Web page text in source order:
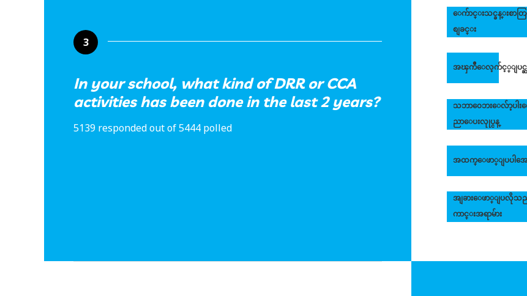
3
In your school, what kind of DRR or CCA
activities has been done in the last 2 years?
5139 responded out of 5444 polled
ေက်ာင္းသင္ခန္းစာတ
စျခင္း
အၾကိဳေလ့က်င့္ျပင္ဆ
သဘာ၀ေဘးေလ်ာ့ပါ
ညာေပးလုုပ္ငန္
အထက္ေဖာ္ျပပါအေ
အျခားေဖာ္ျပလို
ကာင္းအရာမ်ား